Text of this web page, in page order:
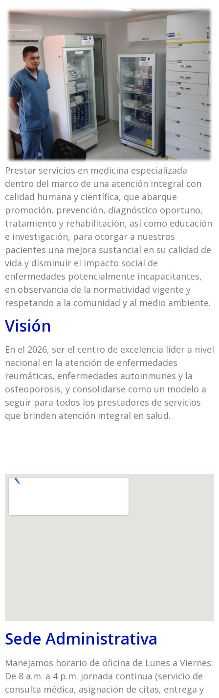
Prestar servicios en medicina especializada
dentro del marco de una atención integral con
calidad humana y científica, que abarque
promoción, prevención, diagnóstico oportuno,
tratamiento y rehabilitación, así como educación
e investigación, para otorgar a nuestros
pacientes una mejora sustancial en su calidad de
vida y disminuir el impacto social de
enfermedades potencialmente incapacitantes,
en observancia de la normatividad vigente y
respetando a la comunidad y al medio ambiente.
Visión
En el 2026, ser el centro de excelencia líder a nivel
nacional en la atención de enfermedades
reumáticas, enfermedades autoinmunes y la
osteoporosis, y consolidarse como un modelo a
seguir para todos los prestadores de servicios
que brinden atención integral en salud.
Sede Administrativa
Manejamos horario de oficina de Lunes a Viernes:
De 8 a.m. a 4 p.m. jornada continua (servicio de
consulta médica, asignación de citas, entrega y